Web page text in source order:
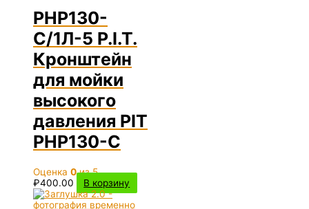
PHP130-
C/1Л-5 P.I.T.
Кронштейн
для мойки
высокого
давления PIT
PHP130-C
Оценка 0из 5
₽400.00 В корзину